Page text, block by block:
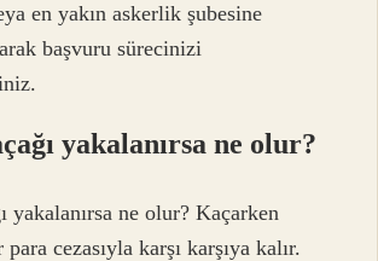
en yakın askerlik şubesine
başvuru sürecinizi
yakalanırsa ne olur?
yakalanırsa ne olur? Kaçarken
cezasıyla karşı karşıya kalır.